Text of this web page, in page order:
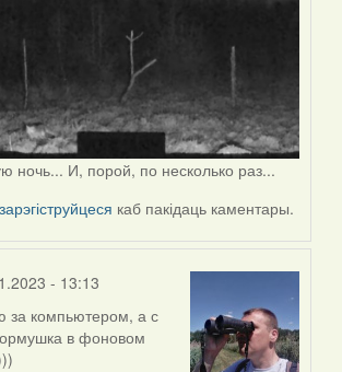
ночь... И, порой, по несколько раз...
зарэгіструйцеся каб пакідаць каментары.
- 13:13
за компьютером, а с
в фоновом